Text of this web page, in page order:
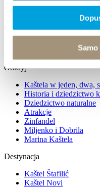
Villa Nika, Kamberovo
21216 Kaštel Stari, Hrvatska
Wskazówki
Odkryj
Kaštela w jeden, dwa,
Historia i dziedzictwo
Dziedzictwo naturalne
Atrakcje
Zinfandel
Miljenko i Dobrila
Marina Kaštela
Destynacja
Kaštel Štafilić
Kaštel Novi